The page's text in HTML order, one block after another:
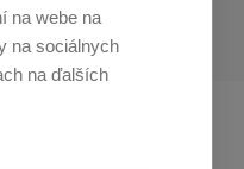
na webe na
na sociálnych
na ďalších